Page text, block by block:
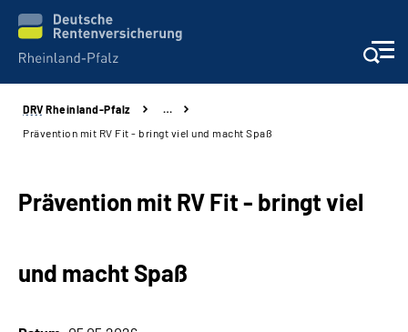
Unsere Leistungen
Karriere
DRV Rheinland-Pfalz
…
Prävention mit RV Fit - bringt viel und macht Spaß
Prävention mit RV Fit - bringt viel
und macht Spaß